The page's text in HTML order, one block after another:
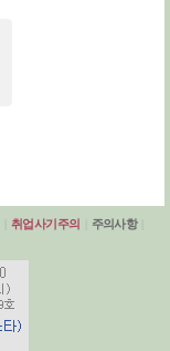
취업사기주의 주의사항